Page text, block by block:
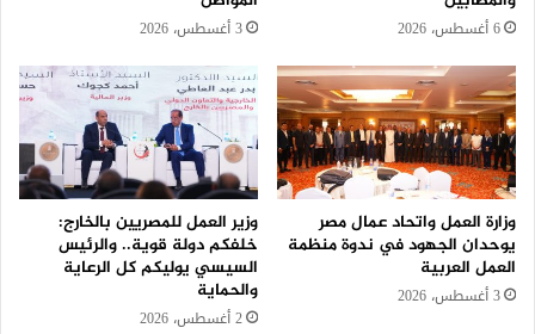
6 أغسطس، 2026 3 أغسطس، 2026
وزارة العمل واتحاد عمال مصر
يوحدان الجهود في ندوة منظمة
العمل العربية
3 أغسطس، 2026
وزير العمل للمصريين بالخارج:
خلفكم دولة قوية.. والرئيس
السيسي يوليكم كل الرعاية
والحماية
2 أغسطس، 2026